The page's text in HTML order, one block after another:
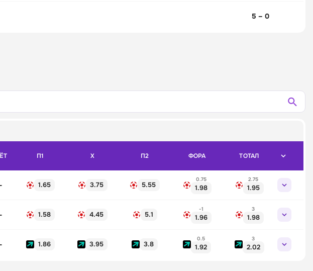
5 – 0
П1 X П2 ФОРА ТОТАЛ
1.65 3.75 5.55
0.75
1.98
2.75
1.95
1.58 4.45 5.1
-1
1.96
3
1.98
1.86 3.95 3.8
0.5
1.92
3
2.02